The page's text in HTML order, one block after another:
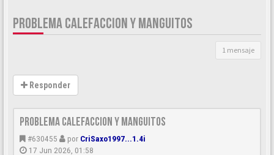
PROBLEMA CALEFACCION Y MANGUITOS
1 mensaje
Responder
Problema Calefaccion y manguitos
#630455 por CriSaxo1997...1.4i
17 Jun 2026, 01:58